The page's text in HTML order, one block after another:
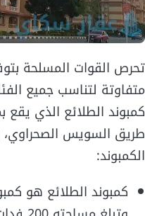
تحرص القوات المسلحة
متفاوتة لتناسب جميع
كمبوند الطلائع الذي يقع
طريق السويس
الكمبوند:
كمبوند الطلائع هو